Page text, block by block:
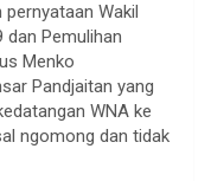
Wakil
dan Pemulihan
Menko
Pandjaitan yang
WNA ke
ngomong dan tidak